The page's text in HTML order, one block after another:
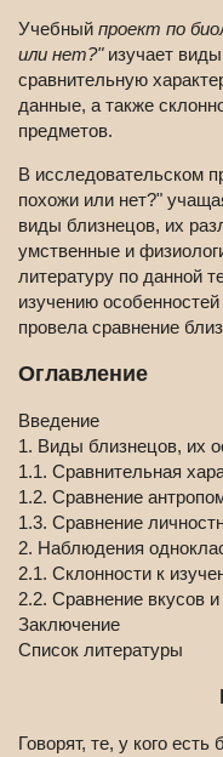
Учебный проект по
или нет?"изучает виды
сравнительную
данные, а также
предметов.
В исследовательском
похожи или нет?"
виды близнецов, их
умственные и
литературу по данной
изучению
провела сравнение
Оглавление
Введение
1. Виды близнецов, их
1.1. Сравнительная
1.2. Сравнение
1.3. Сравнение
2. Наблюдения
2.1. Склонности к
2.2. Сравнение вкусов
Заключение
Список литературы
Говорят, те, у кого